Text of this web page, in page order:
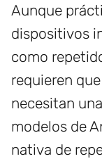
Aunque
dispositivos
como
requieren
necesitan
modelos de
nativa de